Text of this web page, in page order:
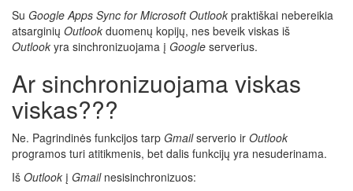
Su Google Apps Sync for Microsoft Outlook praktiškai nebereikia
atsarginių Outlook duomenų kopijų, nes beveik viskas iš
Outlook yra sinchronizuojama į Google serverius.
Ar sinchronizuojama viskas
viskas???
Ne. Pagrindinės funkcijos tarp Gmailserverio ir Outlook
programos turi atitikmenis, bet dalis funkcijų yra nesuderinama.
Iš Outlook į Gmailnesisinchronizuos: